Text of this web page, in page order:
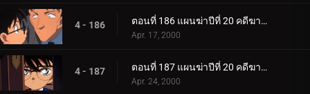
4 - 186 ตอนที่ 186 แผนฆ่าปีที่ 20 คดีฆาตกรรมต่อเนื่อง ซิมโฟนี่หมายเลข 1 (ตอนพิเศษ ตอนที่ 2)
Apr. 17, 2000
4 - 187 ตอนที่ 187 แผนฆ่าปีที่ 20 คดีฆาตกรรมต่อเนื่อง ซิมโฟนี่หมายเลข 1 (ตอนพิเศษ ตอนที่ 3)
Apr. 24, 2000